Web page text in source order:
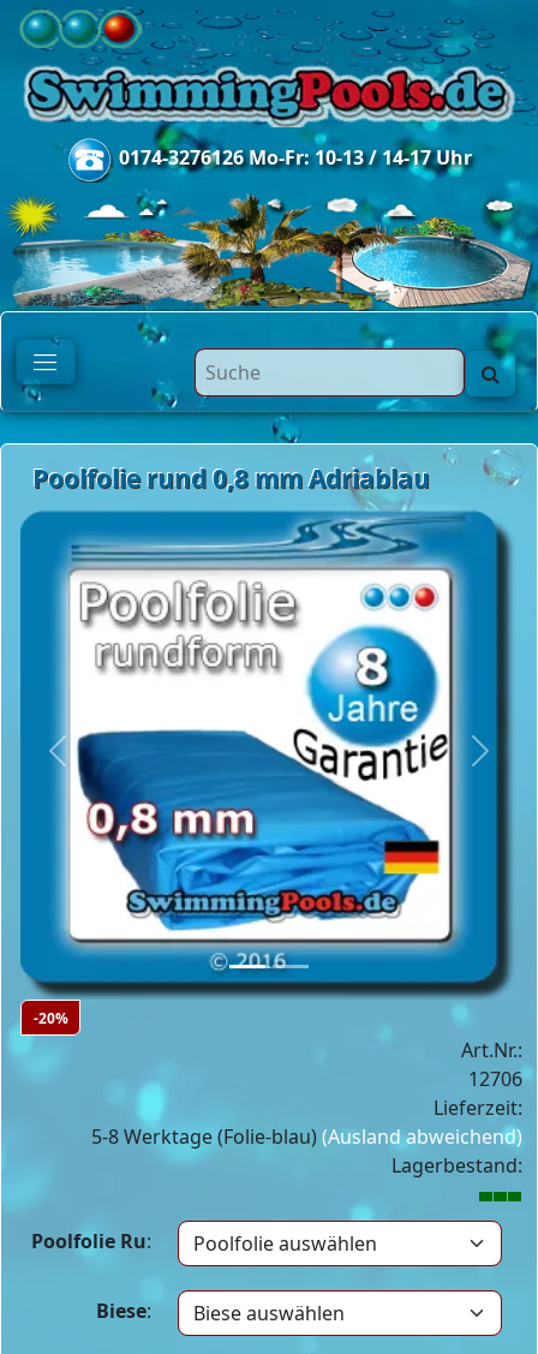
0174-3276126 Mo-Fr: 10-13 / 14-17 Uhr
Poolfolie rund 0,8 mm Adriablau
Previous Next
-20%
Art.Nr.:
12706
Lieferzeit:
5-8 Werktage (Folie-blau) (Ausland abweichend)
Lagerbestand:
Poolfolie Ru:
Biese: